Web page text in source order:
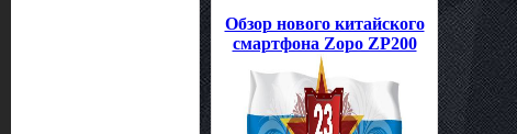
Обзор нового китайского
смартфона Zopo ZP200